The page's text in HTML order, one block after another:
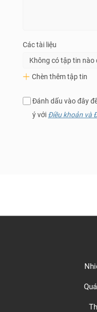
Các tài liệu
Không có tập tin nào
Chèn thêm tập tin
Đánh dấu vào đây
ý với Điều khoản và